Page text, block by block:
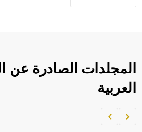
المجلدات الصادرة عن
العربية